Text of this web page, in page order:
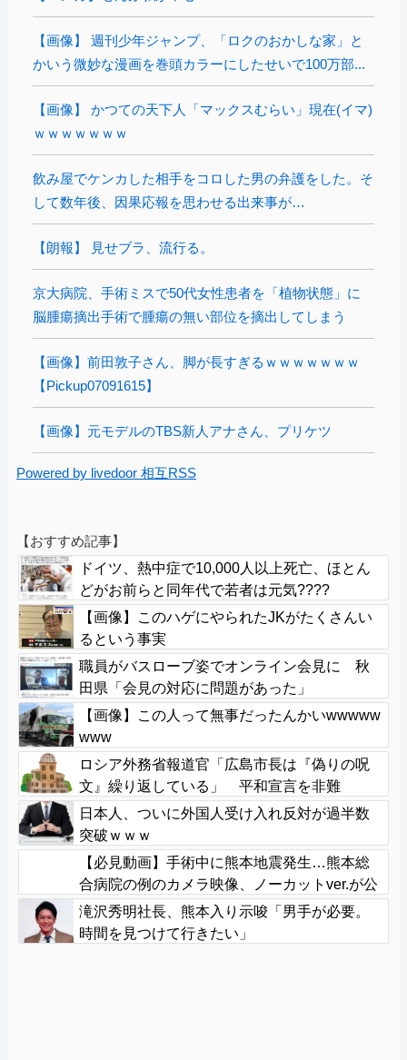
【画像】 週刊少年ジャンプ、「ロクのおかしな家」と
かいう微妙な漫画を巻頭カラーにしたせいで100万部...
【画像】 かつての天下人「マックスむらい」現在(イマ)
ｗｗｗｗｗｗｗ
飲み屋でケンカした相手をコロした男の弁護をした。そ
して数年後、因果応報を思わせる出来事が…
【朗報】 見せブラ、流行る。
京大病院、手術ミスで50代女性患者を「植物状態」に
脳腫瘍摘出手術で腫瘍の無い部位を摘出してしまう
【画像】前田敦子さん、脚が長すぎるｗｗｗｗｗｗｗ
【Pickup07091615】
【画像】元モデルのTBS新人アナさん、プリケツ
Powered by livedoor 相互RSS
【おすすめ記事】
ドイツ、熱中症で10,000人以上死亡、ほとん
どがお前らと同年代で若者は元気????
【画像】このハゲにやられたJKがたくさんい
るという事実
職員がバスローブ姿でオンライン会見に 秋
田県「会見の対応に問題があった」
【画像】この人って無事だったんかいwwwww
www
ロシア外務省報道官「広島市長は『偽りの呪
文』繰り返している」 平和宣言を非難
日本人、ついに外国人受け入れ反対が過半数
突破ｗｗｗ
【必見動画】手術中に熊本地震発生…熊本総
合病院の例のカメラ映像、ノーカットver.が公
開される
滝沢秀明社長、熊本入り示唆「男手が必要。
時間を見つけて行きたい」